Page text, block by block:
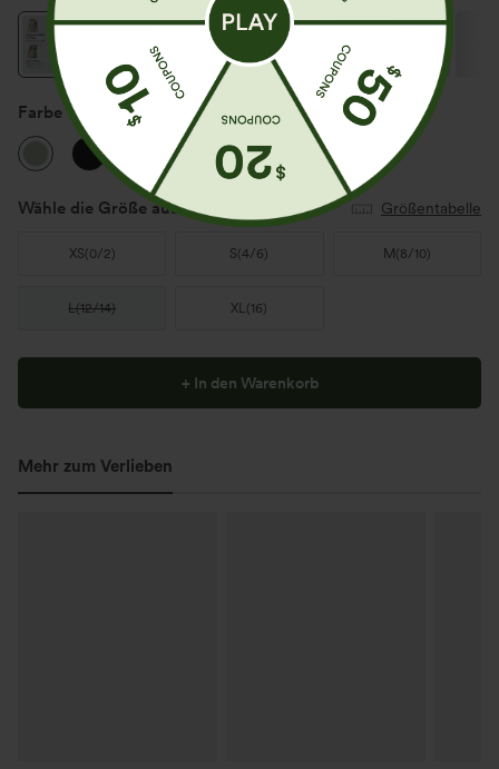
Farbe Laurel Green
Wähle die Größe aus(US) Größentabelle
XS(0/2) S(4/6) M (8/10)
L(12/14) XL(16)
+ In den Warenkorb
Mehr zum Verlieben